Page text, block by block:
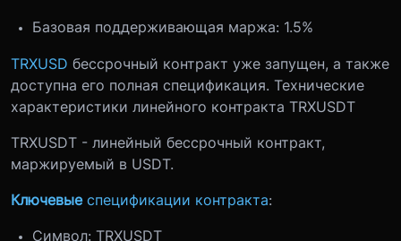
Базовая поддерживающая маржа: 1.5%
TRXUSD бессрочный контракт уже запущен, а также
доступна его полная спецификация. Технические
характеристики линейного контракта TRXUSDT
TRXUSDT - линейный бессрочный контракт,
маржируемый в USDT.
Ключевые спецификации контракта:
Символ: TRXUSDT